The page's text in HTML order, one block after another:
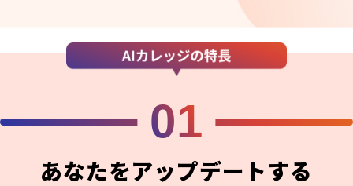
01
あなたをアップデートする